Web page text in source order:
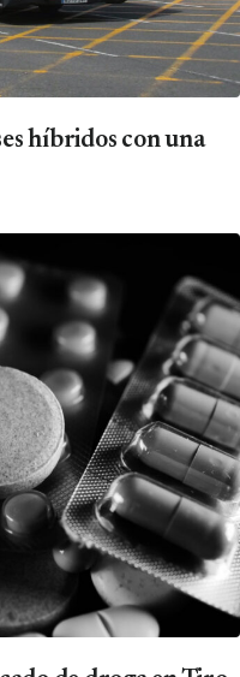
híbridos con una